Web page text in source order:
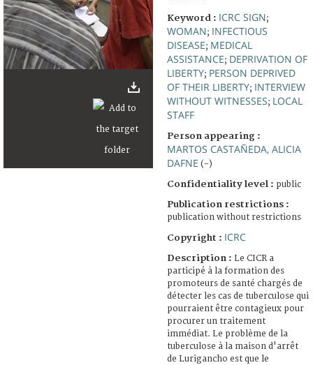
Keyword : ICRC SIGN;
WOMAN; INFECTIOUS
DISEASE; MEDICAL
ASSISTANCE; DEPRIVATION OF
LIBERTY; PERSON DEPRIVED
OF THEIR LIBERTY; INTERVIEW
WITHOUT WITNESSES; LOCAL
STAFF
Person appearing :
MARTOS CASTAÑEDA, ALICIA
DAFNE (-)
Confidentiality level : public
Publication restrictions :
publication without restrictions
Copyright : ICRC
Description : Le CICR a
participé à la formation des
promoteurs de santé chargés de
détecter les cas de tuberculose qui
pourraient être contagieux pour
procurer un traitement
immédiat. Le problème de la
tuberculose à la maison d'arrêt
de Lurigancho est que le